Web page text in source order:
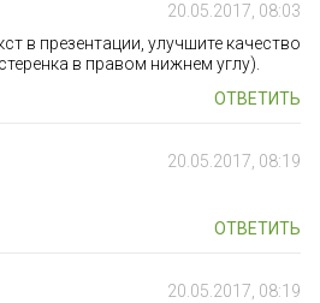
20.05.2017, 08:03
в презентации, улучшите качество
в правом нижнем углу).
ОТВЕТИТЬ
20.05.2017, 08:19
ОТВЕТИТЬ
20.05.2017, 08:19